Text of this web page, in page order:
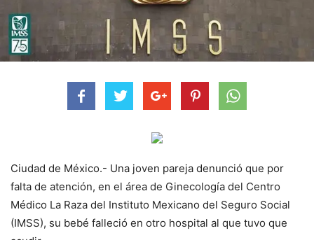
Ciudad de México.- Una joven pareja denunció que por
falta de atención, en el área de Ginecología del Centro
Médico La Raza del Instituto Mexicano del Seguro Social
(IMSS), su bebé falleció en otro hospital al que tuvo que